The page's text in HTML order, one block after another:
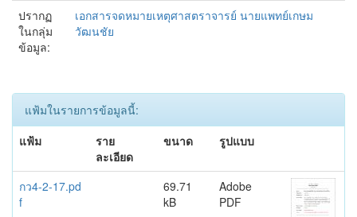
ปรากฏ
ในกลุ่ม
ข้อมูล:
เอกสารจดหมายเหตุศาสตราจารย์ นายแพทย์เกษม
วัฒนชัย
แฟ้มในรายการข้อมูลนี้:
แฟ้ม
ราย
ละเอียด
ขนาด รูปแบบ
กว4-2-17.pd
f
69.71
kB
Adobe
PDF